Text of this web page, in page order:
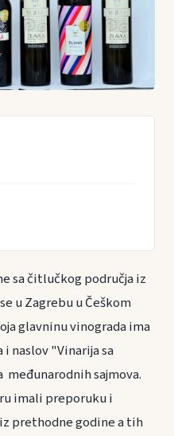
sa čitlučkog područja iz
u Zagrebu u Češkom
glavninu vinograda ima
naslov "Vinarija sa
sajmova.
imali preporuku i
prethodne godine a tih